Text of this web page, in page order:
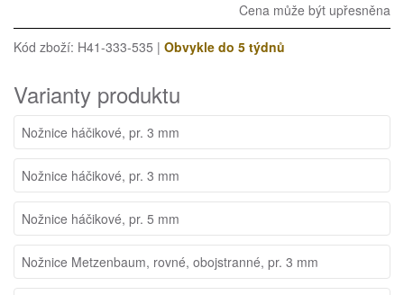
Cena může být upřesněna
Kód zboží: H41-333-535 | Obvykle do 5 týdnů
Varianty produktu
Nožnice háčikové, pr. 3 mm
Nožnice háčikové, pr. 3 mm
Nožnice háčikové, pr. 5 mm
Nožnice Metzenbaum, rovné, obojstranné, pr. 3 mm